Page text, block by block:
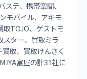
テ、携帯空間、
モバイル、アキモ
取TOJO、ゲストモ
スター、買取ミラ
取、買取けんさく
富屋の計31社に